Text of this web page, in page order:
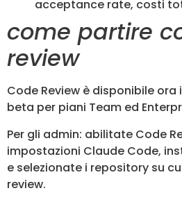
acceptance rate, costi
come partire
review
Code Review è disponibile ora
beta per piani Team ed
Per gli admin: abilitate Code
impostazioni Claude Code,
e selezionate i repository su
review.